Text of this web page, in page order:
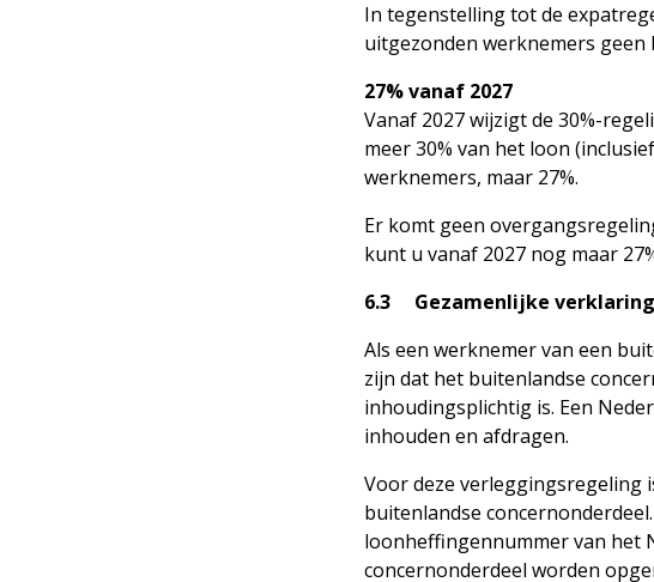
In tegenstelling tot de
uitgezonden werknemers geen
27% vanaf 2027
Vanaf 2027 wijzigt de 30%-
meer 30% van het loon
werknemers, maar 27%.
Er komt geen
kunt u vanaf 2027 nog maar
6.3 Gezamenlijke
Als een werknemer van een
zijn dat het buitenlandse
inhoudingsplichtig is. Een
inhouden en afdragen.
Voor deze verleggingsregeling
buitenlandse
loonheffingennummer van het
concernonderdeel worden